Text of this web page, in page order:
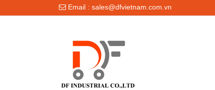
Email : sales@dfvietnam.com.vn